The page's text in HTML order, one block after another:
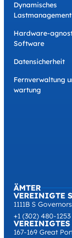
ÄMTER
VEREINIGTE
1111B S
+1 (302) 480-1253
167-169 Great
Dynamisches
Lastmanagement
Hardware-
Software
Datensicherheit
Fernverwaltung
wartung